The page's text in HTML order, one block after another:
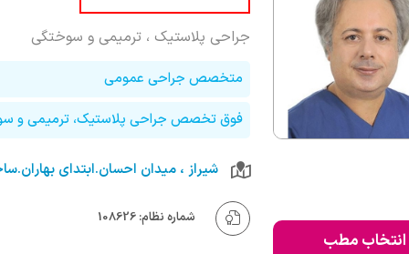
انتخاب مطب
جراحی پلاستیک ، ترمیمی و سوختگی
متخصص جراحی عمومی
فوق تخصص جراحی پلاستیک، ترمیمی و
شماره نظام: 108626